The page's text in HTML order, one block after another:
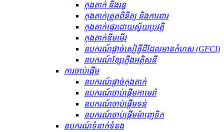
កុងតាក់ និងរន្ធ
កុងតាក់ត្រួតពិនិត្យ និងការពារ
កុងតាក់ផ្ទេរដោយស្វ័យប្រវត្តិ
កុងតាក់ឌីមមើរ
ឧបករណ៍​ផ្តាច់​សៀគ្វី​ដី​ដែល​មាន​កំហុស (GFCI)
ឧបករណ៍ខ្សែភ្លើងអគ្គិសនី
ការចាប់ផ្តើម
ឧបករណ៍ផ្តាច់កុងតាក់
ឧបករណ៍ចាប់ផ្តើមកាមេរ៉ា
ឧបករណ៍ចាប់ផ្តើមទន់
ឧបករណ៍ចាប់ផ្តើមម៉ាញេទិក
ឧបករណ៍​ទំនាក់ទំនង